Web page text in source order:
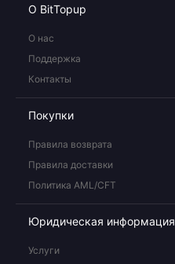
О BitTopup
О нас
Поддержка
Контакты
Покупки
Правила возврата
Правила доставки
Политика AML/CFT
Юридическая информация
Услуги